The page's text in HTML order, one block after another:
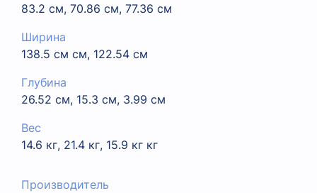
83.2 см, 70.86 см, 77.36 см
Ширина
138.5 см см, 122.54 см
Глубина
26.52 см, 15.3 см, 3.99 см
Вес
14.6 кг, 21.4 кг, 15.9 кг кг
Производитель